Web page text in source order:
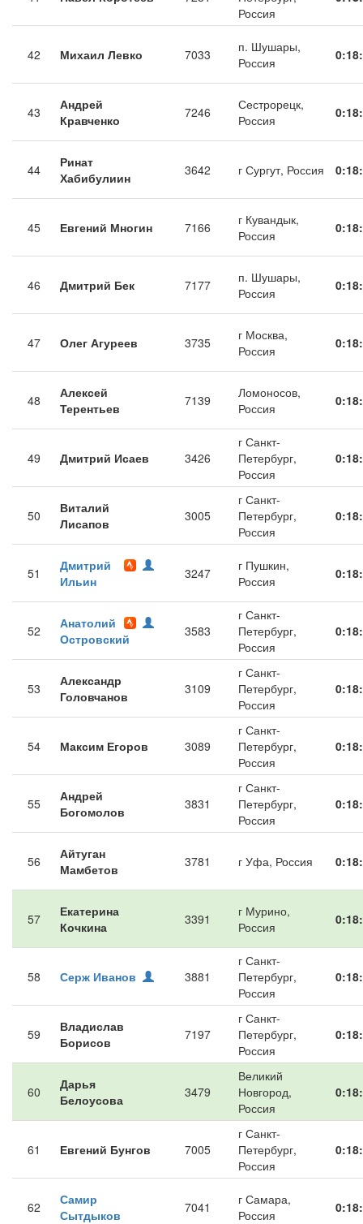
Россия
42 Михаил Левко 7033
п. Шушары,
Россия
43
Андрей
Кравченко
7246
Сестрорецк,
Россия
44
Ринат
Хабибулиин
3642 г Сургут, Россия
45 Евгений Многин 7166
г Кувандык,
Россия
46 Дмитрий Бек 7177
п. Шушары,
Россия
47 Олег Агуреев 3735
г Москва,
Россия
48
Алексей
Терентьев
7139
Ломоносов,
Россия
49 Дмитрий Исаев 3426
г Санкт-
Петербург,
Россия
50
Виталий
Лисапов
3005
г Санкт-
Петербург,
Россия
51
Дмитрий
Ильин
3247
г Пушкин,
Россия
52
Анатолий
Островский
3583
г Санкт-
Петербург,
Россия
53
Александр
Головчанов
3109
г Санкт-
Петербург,
Россия
54 Максим Егоров 3089
г Санкт-
Петербург,
Россия
55
Андрей
Богомолов
3831
г Санкт-
Петербург,
Россия
56
Айтуган
Мамбетов
3781 г Уфа, Россия
57
Екатерина
Кочкина
3391
г Мурино,
Россия
58 Серж Иванов 3881
г Санкт-
Петербург,
Россия
59
Владислав
Борисов
7197
г Санкт-
Петербург,
Россия
60
Дарья
Белоусова
3479
Великий
Новгород,
Россия
61 Евгений Бунгов 7005
г Санкт-
Петербург,
Россия
62
Самир
Сытдыков
7041
г Самара,
Россия